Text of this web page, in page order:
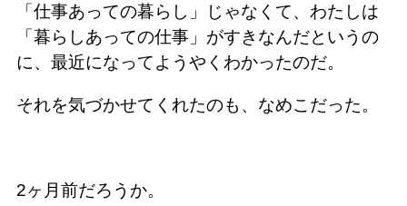
「仕事あっての暮らし」じゃなくて、わたしは
「暮らしあっての仕事」がすきなんだというの
に、最近になってようやくわかったのだ。
それを気づかせてくれたのも、なめこだった。
2ヶ月前だろうか。